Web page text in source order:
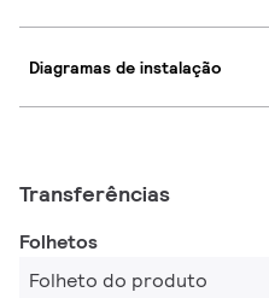
Diagramas de instalação
Transferências
Folhetos
Folheto do produto